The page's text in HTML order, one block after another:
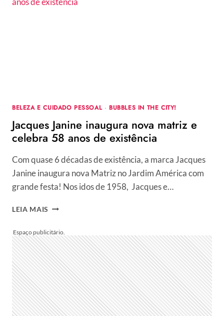
TRAZ
PARA
EXECUTIVAS
BELEZA E CUIDADO PESSOAL· BUBBLES IN THE CITY!
Jacques Janine inaugura nova matriz e
celebra 58 anos de existência
Com quase 6 décadas de existência, a marca Jacques
Janine inaugura nova Matriz no Jardim América com
grande festa! Nos idos de 1958, Jacques e…
LEIA MAIS JACQUES
NOVA
MATRIZ
E
CELEBRA
58
ANOS
DE
EXISTÊNCIA